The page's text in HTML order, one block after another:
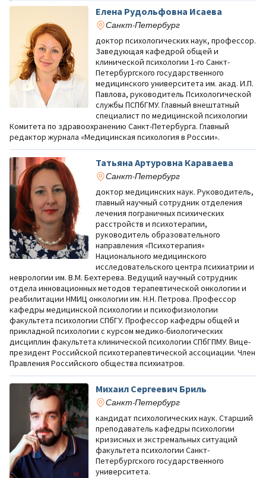
Елена Рудольфовна Исаева
Санкт-Петербург
доктор психологических наук, профессор.
Заведующая кафедрой общей и
клинической психологии 1-го Санкт-
Петербургского государственного
медицинского университета им. акад. И.П.
Павлова, руководитель Психологической
службы ПСПбГМУ. Главный внештатный
специалист по медицинской психологии
Комитета по здравоохранению Санкт-Петербурга. Главный
редактор журнала «Медицинская психология в России».
Татьяна Артуровна Караваева
Санкт-Петербург
доктор медицинских наук. Руководитель,
главный научный сотрудник отделения
лечения пограничных психических
расстройств и психотерапии,
руководитель образовательного
направления «Психотерапия»
Национального медицинского
исследовательского центра психиатрии и
неврологии им. В.М. Бехтерева. Ведущий научный сотрудник
отдела инновационных методов терапевтической онкологии и
реабилитации НМИЦ онкологии им. Н.Н. Петрова. Профессор
кафедры медицинской психологии и психофизиологии
факультета психологии СПбГУ. Профессор кафедры общей и
прикладной психологии с курсом медико-биологических
дисциплин факультета клинической психологии СПбГПМУ. Вице-
президент Российской психотерапевтической ассоциации. Член
Правления Российского общества психиатров.
Михаил Сергеевич Бриль
Санкт-Петербург
кандидат психологических наук. Старший
преподаватель кафедры психологии
кризисных и экстремальных ситуаций
факультета психологии Санкт-
Петербургского государственного
университета.